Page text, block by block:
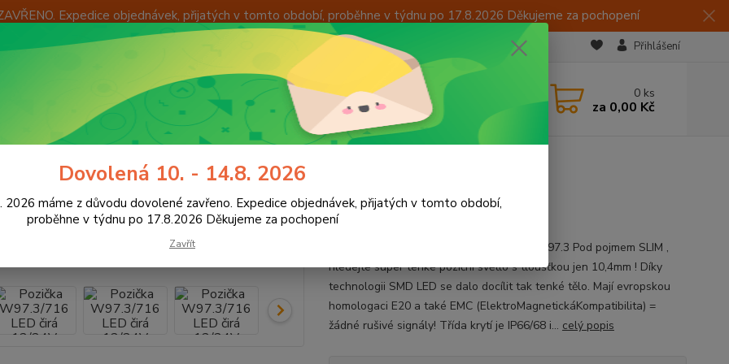
Expedice objednávek, přijatých v tomto období, proběhne v týdnu po 17.8.2026 Děkujeme za pochopení
OKAMŽITÁ VÝMĚNA ZBOŽÍ Přihlášení
Hledat +420 605 283 713
8:00 - 15:00
0 ks
za 0,00 Kč
LED osvětlení vozidel Obrysová světla LED Pozička W97.3/716 LED čirá 12/24V
W97.3/716 LED čirá 12/24V
Nová řada LED obrysových světel WAS W97.3 Pod pojmem SLIM ,
hledejte super tenké poziční světlo s tloušťkou jen 10,4mm ! Díky
technologii SMD LED se dalo docílit tak tenké tělo. Mají evropskou
homologaci E20 a také EMC (ElektroMagnetickáKompatibilita) =
žádné rušivé signály! Třída krytí je IP66/68 i... celý popis
Dovolená 10. - 14.8. 2026
2026 máme z důvodu dovolené zavřeno. Expedice objednávek, přijatých v tomto období,
proběhne v týdnu po 17.8.2026 Děkujeme za pochopení
Zavřít